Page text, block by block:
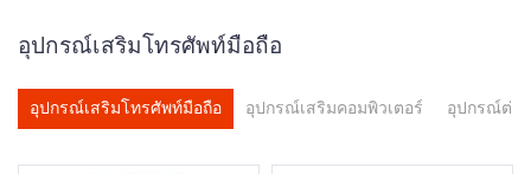
อุปกรณ์เสริมโทรศัพท์มือถือ
อุปกรณ์เสริมโทรศัพท์มือถือ อุปกรณ์เสริมคอมพิวเตอร์ อุปกรณ์ต่อ